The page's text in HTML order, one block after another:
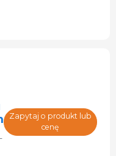
Zapytaj o produkt lub
cenę